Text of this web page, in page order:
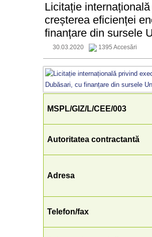
Licitație
creșterea eficienței
finanțare din sursele
30.03.2020 1395 Accesări
MSPL/GIZ/L/CEE/003
Autoritatea contractantă
Adresa
Telefon/fax